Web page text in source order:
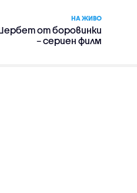
НА ЖИВО
от боровинки
– сериен филм